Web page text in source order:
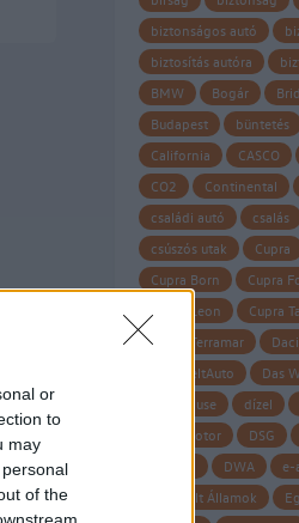
or
to
may
of the
biztonságos autó
biztosítás autóra
BMW
Bogár
Budapest
büntetés
California
CASCO
CO2
Continental
családi autó
csalás
csúszós utak
Cupra
Cupra Born
Cupra
Cupra Leon
Cupra
Cupra Terramar
Das WeltAuto
Das
Datahouse
dízel
dízel motor
DSG
DWA e-
Egyesült Államok